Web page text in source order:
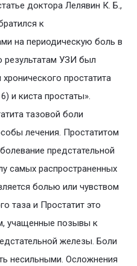
доктора Лелявин К. Б.,
к
на периодическую боль в
результатам УЗИ был
простатита
и киста простаты».
тазовой боли
лечения. Простатитом
предстательной
самых распространенных
болью или чувством
таза и Простатит это
учащенные позывы к
железы. Боли
несильными. Осложнения